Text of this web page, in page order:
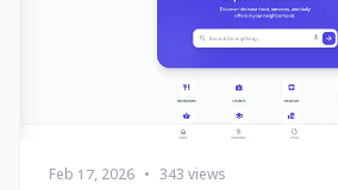
Feb 17, 2026 • 343 views